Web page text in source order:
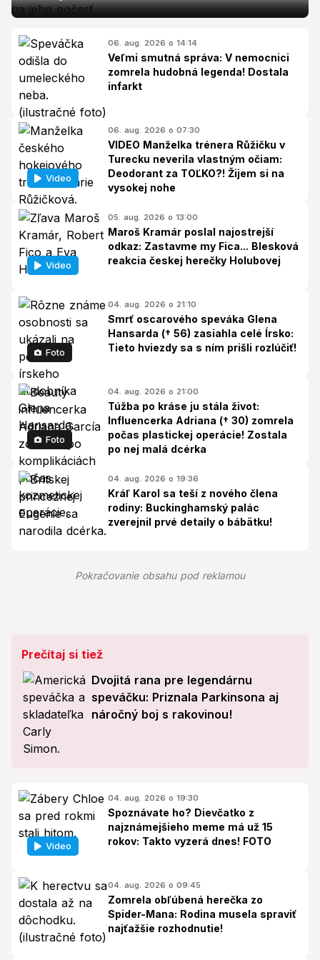
06. aug. 2026 o 14:14
Veľmi smutná správa: V nemocnici
zomrela hudobná legenda! Dostala
infarkt
Video
06. aug. 2026 o 07:30
VIDEO Manželka trénera Růžičku v
Turecku neverila vlastným očiam:
Deodorant za TOĽKO?! Žijem si na
vysokej nohe
Video
05. aug. 2026 o 13:00
Maroš Kramár poslal najostrejší
odkaz: Zastavme my Fica... Blesková
reakcia českej herečky Holubovej
Foto
04. aug. 2026 o 21:10
Smrť oscarového speváka Glena
Hansarda († 56) zasiahla celé Írsko:
Tieto hviezdy sa s ním prišli rozlúčiť!
Foto
04. aug. 2026 o 21:00
Túžba po kráse ju stála život:
Influencerka Adriana († 30) zomrela
počas plastickej operácie! Zostala
po nej malá dcérka
04. aug. 2026 o 19:36
Kráľ Karol sa teší z nového člena
rodiny: Buckinghamský palác
zverejnil prvé detaily o bábätku!
Pokračovanie obsahu pod reklamou
Prečítaj si tiež
Dvojitá rana pre legendárnu
speváčku: Priznala Parkinsona aj
náročný boj s rakovinou!
Video
04. aug. 2026 o 19:30
Spoznávate ho? Dievčatko z
najznámejšieho meme má už 15
rokov: Takto vyzerá dnes! FOTO
04. aug. 2026 o 09:45
Zomrela obľúbená herečka zo
Spider-Mana: Rodina musela spraviť
najťažšie rozhodnutie!